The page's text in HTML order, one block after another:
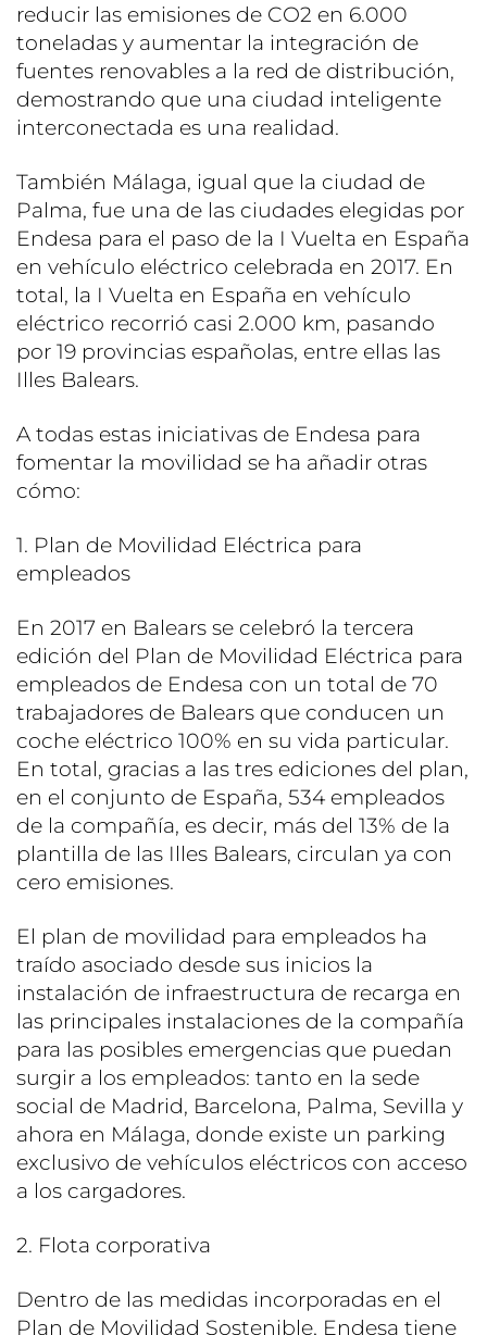
reducir las emisiones de CO2 en 6.000
toneladas y aumentar la integración de
fuentes renovables a la red de distribución,
demostrando que una ciudad inteligente
interconectada es una realidad.
También Málaga, igual que la ciudad de
Palma, fue una de las ciudades elegidas por
Endesa para el paso de la I Vuelta en España
en vehículo eléctrico celebrada en 2017. En
total, la I Vuelta en España en vehículo
eléctrico recorrió casi 2.000 km, pasando
por 19 provincias españolas, entre ellas las
Illes Balears.
A todas estas iniciativas de Endesa para
fomentar la movilidad se ha añadir otras
cómo:
1. Plan de Movilidad Eléctrica para
empleados
En 2017 en Balears se celebró la tercera
edición del Plan de Movilidad Eléctrica para
empleados de Endesa con un total de 70
trabajadores de Balears que conducen un
coche eléctrico 100% en su vida particular.
En total, gracias a las tres ediciones del plan,
en el conjunto de España, 534 empleados
de la compañía, es decir, más del 13% de la
plantilla de las Illes Balears, circulan ya con
cero emisiones.
El plan de movilidad para empleados ha
traído asociado desde sus inicios la
instalación de infraestructura de recarga en
las principales instalaciones de la compañía
para las posibles emergencias que puedan
surgir a los empleados: tanto en la sede
social de Madrid, Barcelona, Palma, Sevilla y
ahora en Málaga, donde existe un parking
exclusivo de vehículos eléctricos con acceso
a los cargadores.
2. Flota corporativa
Dentro de las medidas incorporadas en el
Plan de Movilidad Sostenible, Endesa tiene